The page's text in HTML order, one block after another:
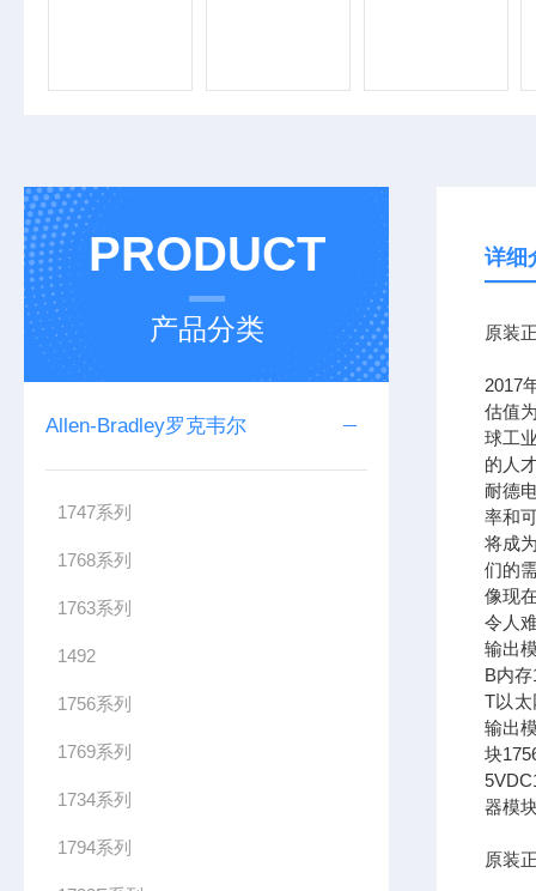
PRODUCT
产品分类
Allen-Bradley罗克韦尔
1747系列
1768系列
1763系列
1492
1756系列
1769系列
1734系列
1794系列
详细
原装
2017
估值
球工
的人
耐德
率和
将成
们的
像现
令人
输出
B内
T以太
输出
块
器模
原装